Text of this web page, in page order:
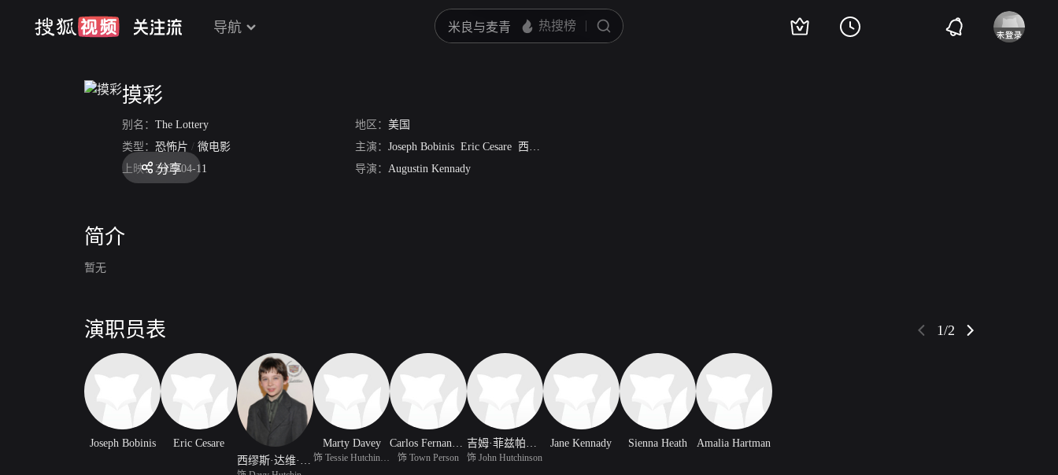
导航
摸彩
别名： The Lottery 地区： 美国
类型： 恐怖片 / 微电影 主演： Joseph Bobinis Eric Cesare 西缪斯·达维·费兹帕特里克
上映： 2007-04-11 导演： Augustin Kennady
分享
简介
暂无
演职员表 1/2
Joseph Bobinis
Eric Cesare
Marty Davey
饰 Tessie Hutchinson
Carlos Fernandez
饰 Town Person
吉姆·菲兹帕特里
饰 John Hutchinson
Jane Kennady Sienna Heath Amalia Hartman